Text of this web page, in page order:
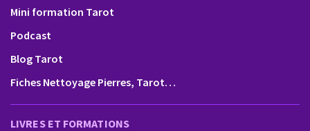
Mini formation Tarot
Podcast
Blog Tarot
Fiches Nettoyage Pierres, Tarot…
LIVRES ET FORMATIONS